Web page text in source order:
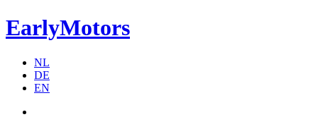
EarlyMotors
NL
DE
EN